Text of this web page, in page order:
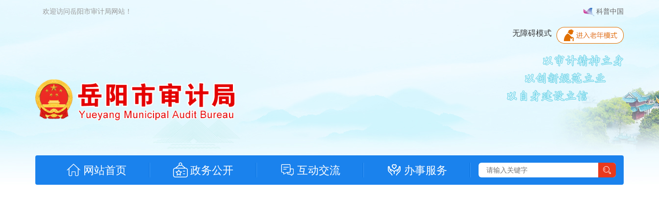
欢迎访问岳阳市审计局网站！ 科普中国
无障碍模式
网站首页 政务公开 互动交流 办事服务